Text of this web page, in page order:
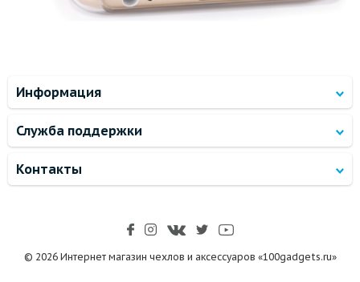
Информация
Служба поддержки
Контакты
© 2026 Интернет магазин чехлов и аксессуаров «100gadgets.ru»